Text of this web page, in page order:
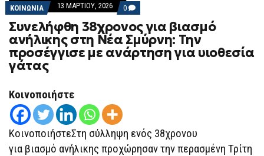
ΚΟΙΝΩΝΙΑ 13 ΜΑΡΤΊΟΥ, 2026 0 COMMENTS
ON
ΣΥΝΕΛΉΦΘΗ
38ΧΡΟΝΟΣ
ΓΙΑ
ΒΙΑΣΜΌ
ΑΝΉΛΙΚΗΣ
ΓΙΑ
ΥΙΟΘΕΣΊΑ
ΓΆΤΑΣ
Συνελήφθη 38χρονος για βιασμό
ανήλικης στη Νέα Σμύρνη: Την
προσέγγισε με ανάρτηση για υιοθεσία
γάτας
Κοινοποιήστε
ΚοινοποιήστεΣτη σύλληψη ενός 38χρονου
για βιασμό ανήλικης προχώρησαν την περασμένη Τρίτη